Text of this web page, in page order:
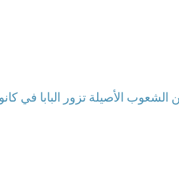
الشعوب الأصيلة تزور البابا في